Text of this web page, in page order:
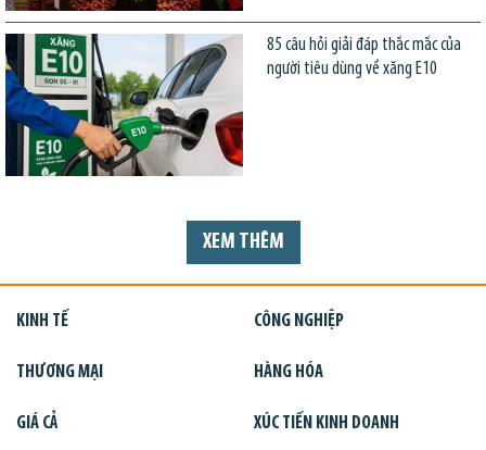
85 câu hỏi giải đáp thắc mắc của
người tiêu dùng về xăng E10
XEM THÊM
KINH TẾ CÔNG NGHIỆP
THƯƠNG MẠI HÀNG HÓA
GIÁ CẢ XÚC TIẾN KINH DOANH